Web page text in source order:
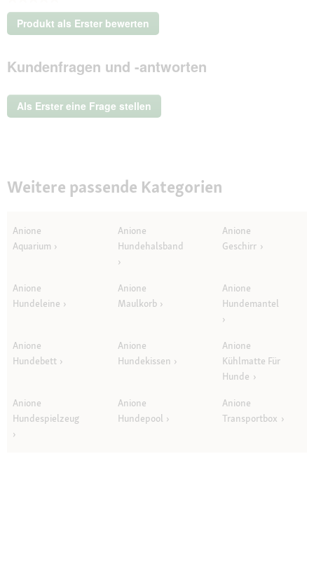
Kein
Beurteilungswert
Produkt als Erster bewerten
.
dieser
Aktion
ein
modales
Kundenfragen und -antworten
Als Erster eine Frage stellen
Weitere passende Kategorien
Anione
Aquarium
Anione
Hundehalsband
Anione
Geschirr
Anione
Hundeleine
Anione
Maulkorb
Anione
Hundemantel
Anione
Hundebett
Anione
Hundekissen
Anione
Kühlmatte Für
Hunde
Anione
Hundespielzeug
Anione
Hundepool
Anione
Transportbox